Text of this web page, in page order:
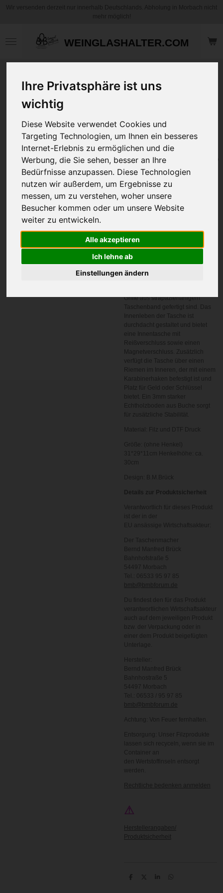
Ihre Privatsphäre ist uns
wichtig
Diese Website verwendet Cookies und
Targeting Technologien, um Ihnen ein besseres
Internet-Erlebnis zu ermöglichen und die
Werbung, die Sie sehen, besser an Ihre
Bedürfnisse anzupassen. Diese Technologien
nutzen wir außerdem, um Ergebnisse zu
messen, um zu verstehen, woher unsere
Besucher kommen oder um unsere Website
weiter zu entwickeln.
Alle akzeptieren
Ich lehne ab
Einstellungen ändern
WEINGLASHALTER.COM
Schultertasche
59,95 €
zzgl.Versandkosten
Warenkorb
Artikelnummer: PUTL
Die BMB Design Pin-up Tasche
sich die Tasche wie echtes
Softleder an. Das farbenfrohe
Design wurde speziell für diese
Taschenserie entwickelt. Das
Griffe aus strapazierfähigem
Taschenband gefertigt sind. Das
Innenleben der Tasche ist
durchdacht gestaltet und bietet
eine Innentasche mit
Reißverschluss sowie einen
Magnetverschluss. Zusätzlich
verfügt die Tasche über einen
Riemen im Inneren, der mit einem
Karabinerhaken befestigt ist und
Platz für Geld oder Schlüssel
bietet. Ein 3mm starker
Echtholzboden aus Buche sorgt
für zusätzliche Stabilität.
Material: Filz und DTF Druck
Größe: (ohne Henkel)
31*29*11cm Henkelhöhe: ca.
Design: B.M.Brück
Details zur Produktsicherheit
Verantwortlich für dieses Produkt
ist der in der
EU ansässige Wirtschaftsakteur:
Der Taschenmacher
Bernd Manfred Brück
Bahnhofstraße 5
54497 Morbach
Tel.: 06533 95 97 85
bmb@bmbforum.de
Du findest den für das Produkt
verantwortlichen Wirtschaftsakteur
auch auf dem jeweiligen Produkt
bzw. der Verpackung oder in
einer dem Produkt beigefügten
Unterlage.
Hersteller:
Bernd Manfred Brück
Bahnhostraße 5
54497 Morbach
Tel.: 06533 / 95 97 85
bmb@bmbforum.de
Achtung: Von Feuer fernhalten.
Entsorgung: Unser Filzprodukte
lassen sich recyceln, wenn sie im
Container an
den Wertstoffinseln entsorgt
werden.
Rechtliche bedenken anmelden
⚠
Herstellerangaben/
Produktsicherheit
T
T
T